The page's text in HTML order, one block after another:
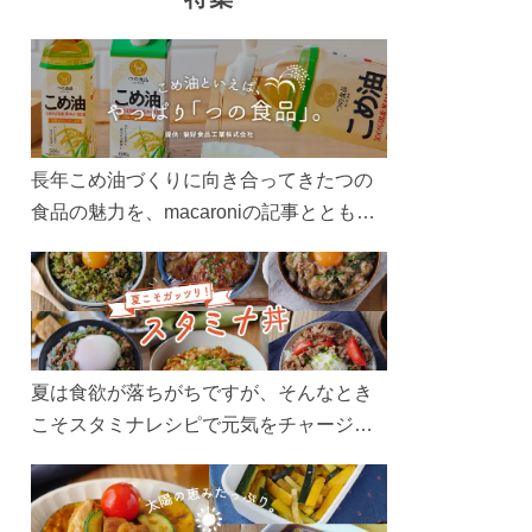
長年こめ油づくりに向き合ってきたつの
食品の魅力を、macaroniの記事とともに
ん、製造現場や品質へのこだわりまで。
こめ油をもっと好きになるコンテンツを
ぜひお楽しみください。
夏は食欲が落ちがちですが、そんなとき
こそスタミナレシピで元気をチャージ！
リ食べて、夏バテを吹き飛ばしましょ
う！